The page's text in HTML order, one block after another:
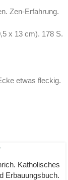
Zen-Erfahrung.
x 13 cm). 178 S.
etwas fleckig.
Katholisches
Erbauungsbuch.